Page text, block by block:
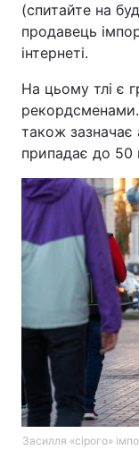
(спитайте на
продавець
інтернеті.
На цьому тлі є
також зазначає
припадає до 50
Засилля «сірого»